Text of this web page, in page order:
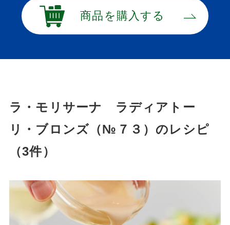
商品を購入する
ラ・モリサーナ ラディアトー
リ・ブロンズ（№７３）のレシピ
（3件）